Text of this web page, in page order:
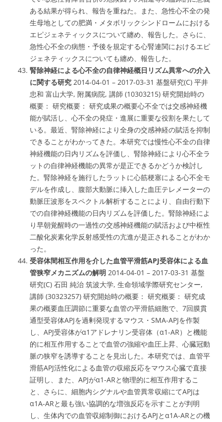
ある結果が得られ、報告を重ねた。また、急性心不全の発
生母地としての肥満・メタボリックシンドロームにおける
エピジェネティックスについて纏め、報告した。さらに、
急性心不全の病態・予後を規定する心腎連関におけるエピ
ジェネティックスについても纏め、報告した。
腎除神経による心不全の自律神経概日リズム異常への介入
に関する研究 2014-04-01 – 2017-03-31 基盤研究(C) 平井
忠和 富山大学, 附属病院, 講師 (10303215) 研究開始時の
概要： 研究概要： 研究成果の概要心不全では交感神経機
能が賦活し、心不全の発症・進展に重要な役割を果たして
いる。最近、腎除神経により全身の交感神経の賦活を抑制
できることがわかってきた。本研究では慢性心不全の自律
神経機能の日内リズムを評価し、腎除神経により心不全ラ
ットの自律神経機能の異常が是正できるかどうか検討し
た。腎除神経を施行したラットに心筋梗塞による心不全モ
デルを作成し、腹部大動脈に挿入した血圧テレメーターの
動脈圧波形をスペクトル解析することにより、自由行動下
での自律神経機能の日内リズムを評価した。腎除神経によ
り早朝覚醒時の一過性の交感神経機能の賦活および中枢性
二酸化炭素化学反射感受性の亢進が是正されることがわか
った。
受容体間相互作用を介した血管平滑筋APJ受容体による血
管狭窄メカニズムの解明 2014-04-01 – 2017-03-31 基盤
研究(C) 石田 純治 筑波大学, 生命領域学際研究センター,
講師 (30323257) 研究開始時の概要： 研究概要： 研究成
果の概要血圧調節に重要な血管の平滑筋細胞で、7回膜貫
通型受容体APJを過剰発現するマウス・SMA-APJを作製
し、APJ受容体がα1アドレナリン受容体（α1-AR）と機能
的に相互作用することで血管の強縮や血圧上昇、心臓冠動
脈の狭窄を誘導することを見出した。本研究では、血管平
滑筋APJ活性化による血管の収縮反応をマウス心臓で直接
証明し、また、APJがα1-ARと物理的に相互作用するこ
と、さらに、細胞内シグナルや血管異常収縮にてAPJは
α1A-ARと最も強い協調的な増強反応を示すことが判明
し、生体内での血管収縮制御におけるAPJとα1A-ARとの機